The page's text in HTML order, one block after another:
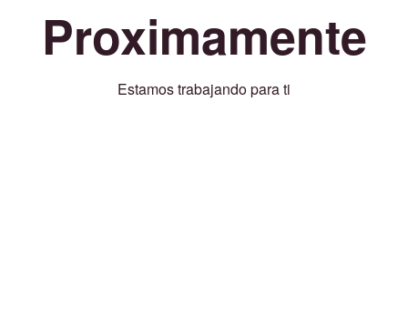
Proximamente
Estamos trabajando para ti